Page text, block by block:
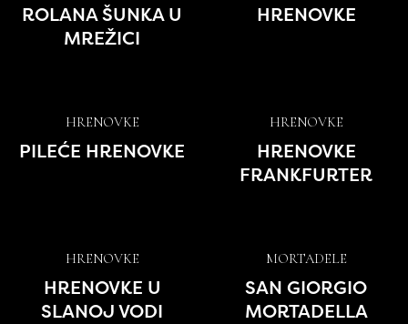
ROLANA ŠUNKA U
MREŽICI
HRENOVKE
HRENOVKE
PILEĆE HRENOVKE
HRENOVKE
HRENOVKE
FRANKFURTER
HRENOVKE
HRENOVKE U
SLANOJ VODI
MORTADELE
SAN GIORGIO
MORTADELLA